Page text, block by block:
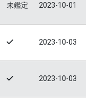
未鑑定 2023-10-01
2023-10-03
2023-10-03